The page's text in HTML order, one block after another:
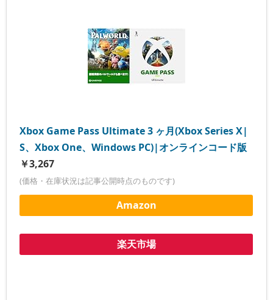
Xbox Game Pass Ultimate 3 ヶ月(Xbox Series X|
S、Xbox One、Windows PC)|オンラインコード版
￥3,267
(価格・在庫状況は記事公開時点のものです)
Amazon
楽天市場